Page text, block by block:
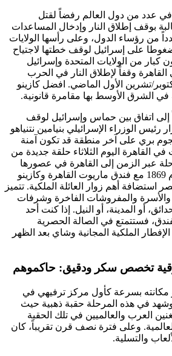
عدد من دول العالم رفضاً لقتل
بوقف إطلاق النار وإدخال المساعدات
من رؤساء الدول، وعلى رأسها الولايات
ضغوطا على إسرائيل لوقف خطتها لاجتياح
من الولايات المتحدة وإسرائيل
وقفاً لإطلاق النار في الحرب
تشرين الأول الماضي. افضل كازينو
الشرق الأوسط بها مقامرة قانونية.
اتفاق بين حماس وإسرائيل لوقف
رئيس الوزراء الإسرائيلي بنيامين نتنياهو
بري على آخر منطقة قد تكون آمنة
القاهرة اليوم الثلاثاء حلقة جديدة من
عبر الزمن إلى القاهرة في عصورها
الملكية وبالتحديد إلى عام 1869 مع فندق ماريوت القاهرة وكازينو
استضافة أهم زوار العائلة الملكية. تتميز
والمفروشات الفاخرة وشرفات
أو المدينة، أو النيل. إذا كنت أحد
فستتمتع في الصالة الحصرية
الملكية المجانية وشاي بعد الظهر
تخصص سكر ودقيق: حاكموهم
مكانته بسرعة كأول مركز ترفيهي في
في هذه المرحلة حقبة ذهبية حيث
العرب والعالميين في تلك الحقبة
وعلى فترة نصف قرن تقريباً، كان
والتسلية.